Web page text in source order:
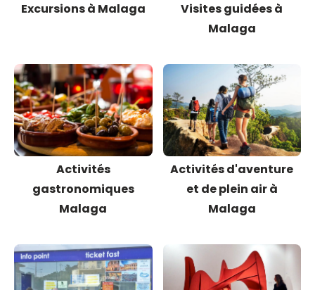
Excursions à Malaga
Visites guidées à
Malaga
Activités
gastronomiques
Malaga
Activités d'aventure
et de plein air à
Malaga